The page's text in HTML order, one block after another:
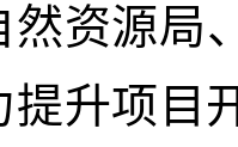
然资源局
提升项目